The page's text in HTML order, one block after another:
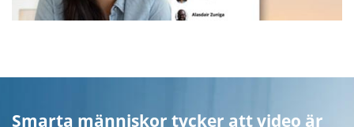
Smarta människor tycker att video är